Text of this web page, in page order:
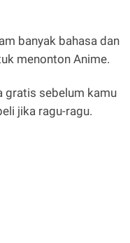
banyak bahasa dan
menonton Anime.
gratis sebelum kamu
jika ragu-ragu.